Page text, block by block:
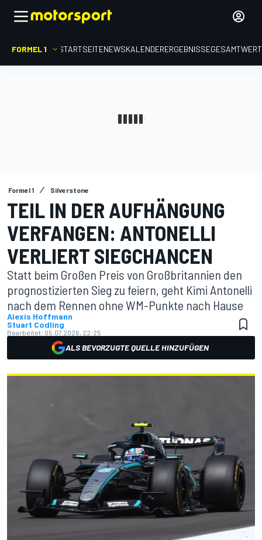
FORMEL 1 STARTSEITENEWSKALENDERERGEBNISSE
Formel 1 Silverstone
TEIL IN DER AUFHÄNGUNG
VERFANGEN: ANTONELLI
VERLIERT SIEGCHANCEN
Statt beim Großen Preis von Großbritannien den
prognostizierten Sieg zu feiern, geht Kimi Antonelli
nach dem Rennen ohne WM-Punkte nach Hause
Alexis Hoffmann
Stuart Codling
Bearbeitet: 05.07.2026, 22:25
ALS BEVORZUGTE QUELLE HINZUFÜGEN